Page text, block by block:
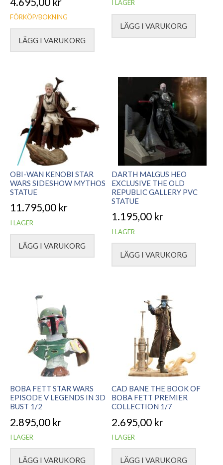
FÖRKÖP/BOKNING
LÄGG I VARUKORG
I LAGER
LÄGG I VARUKORG
OBI-WAN KENOBI STAR
WARS SIDESHOW MYTHOS
STATUE
11.795,00 kr
I LAGER
LÄGG I VARUKORG
DARTH MALGUS HEO
EXCLUSIVE THE OLD
REPUBLIC GALLERY PVC
STATUE
1.195,00 kr
I LAGER
LÄGG I VARUKORG
BOBA FETT STAR WARS
EPISODE V LEGENDS IN 3D
BUST 1/2
2.895,00 kr
I LAGER
LÄGG I VARUKORG
CAD BANE THE BOOK OF
BOBA FETT PREMIER
COLLECTION 1/7
2.695,00 kr
I LAGER
LÄGG I VARUKORG